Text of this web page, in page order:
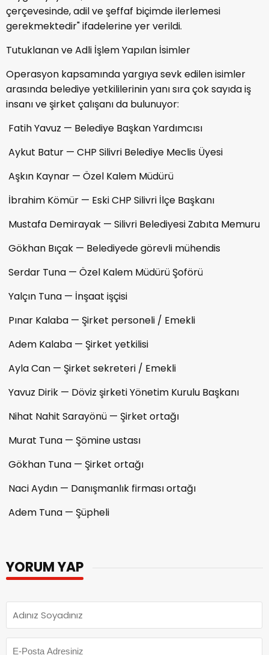
çerçevesinde, adil ve şeffaf biçimde ilerlemesi
gerekmektedir" ifadelerine yer verildi.
Tutuklanan ve Adli İşlem Yapılan İsimler
Operasyon kapsamında yargıya sevk edilen isimler
arasında belediye yetkililerinin yanı sıra çok sayıda iş
insanı ve şirket çalışanı da bulunuyor:
Fatih Yavuz — Belediye Başkan Yardımcısı
Aykut Batur — CHP Silivri Belediye Meclis Üyesi
Aşkın Kaynar — Özel Kalem Müdürü
İbrahim Kömür — Eski CHP Silivri İlçe Başkanı
Mustafa Demirayak — Silivri Belediyesi Zabıta Memuru
Gökhan Bıçak — Belediyede görevli mühendis
Serdar Tuna — Özel Kalem Müdürü Şoförü
Yalçın Tuna — İnşaat işçisi
Pınar Kalaba — Şirket personeli / Emekli
Adem Kalaba — Şirket yetkilisi
Ayla Can — Şirket sekreteri / Emekli
Yavuz Dirik — Döviz şirketi Yönetim Kurulu Başkanı
Nihat Nahit Sarayönü — Şirket ortağı
Murat Tuna — Şömine ustası
Gökhan Tuna — Şirket ortağı
Naci Aydın — Danışmanlık firması ortağı
Adem Tuna — Şüpheli
YORUM YAP